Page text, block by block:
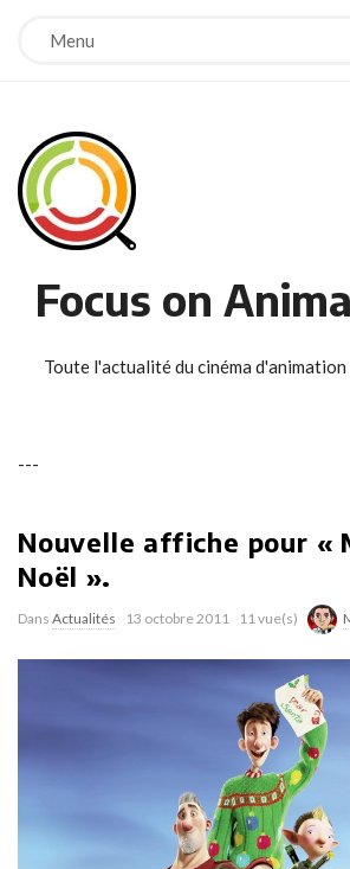
Menu
Focus on
Toute l'actualité du cinéma d'animation
---
Nouvelle affiche pour «
Noël ».
Dans Actualités 13 octobre 2011 11 vue(s)